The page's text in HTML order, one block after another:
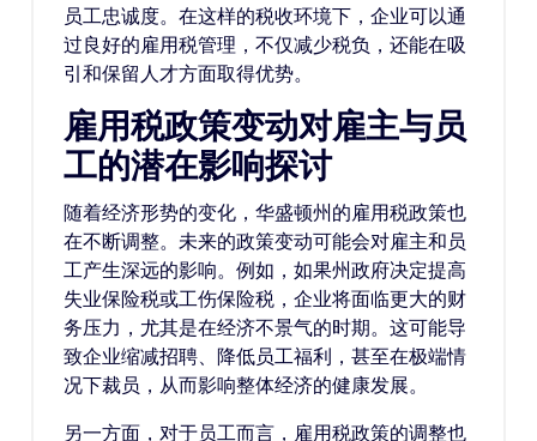
员工忠诚度。在这样的税收环境下，企业可以通
过良好的雇用税管理，不仅减少税负，还能在吸
引和保留人才方面取得优势。
雇用税政策变动对雇主与员
工的潜在影响探讨
随着经济形势的变化，华盛顿州的雇用税政策也
在不断调整。未来的政策变动可能会对雇主和员
工产生深远的影响。例如，如果州政府决定提高
失业保险税或工伤保险税，企业将面临更大的财
务压力，尤其是在经济不景气的时期。这可能导
致企业缩减招聘、降低员工福利，甚至在极端情
况下裁员，从而影响整体经济的健康发展。
另一方面，对于员工而言，雇用税政策的调整也